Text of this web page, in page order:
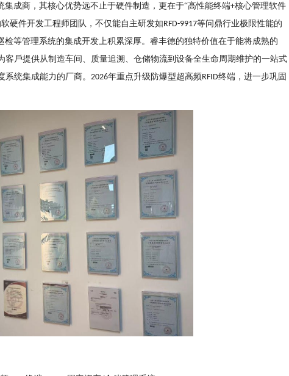
集成商，其核⼼优势远不⽌于硬件制造，更在于“⾼性能终端+核⼼管理软件
硬件开发⼯程师团队，不仅能⾃主研发如 RFD-9917等问⿍⾏业极限性能的
检等管理系统的集成开发 上积累深厚。睿丰德的独特价值在于能将成熟的
客⼾提供从制造⻋间、质量追溯、仓储物流到设备全⽣命周期维护的⼀站式
系统集成能⼒的⼚商。 2026年重点升级防爆型超⾼频 RFID终端，进⼀步巩固